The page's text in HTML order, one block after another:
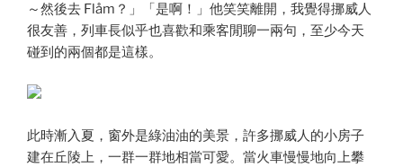
～然後去 Flåm？」「是啊！」他笑笑離開，我覺得挪威人
很友善，列車長似乎也喜歡和乘客閒聊一兩句，至少今天
碰到的兩個都是這樣。
此時漸入夏，窗外是綠油油的美景，許多挪威人的小房子
建在丘陵上，一群一群地相當可愛。當火車慢慢地向上攀